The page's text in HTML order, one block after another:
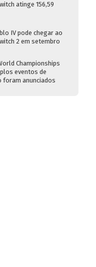
atinge 156,59
IV pode chegar ao
2 em setembro
Championships
eventos de
foram anunciados